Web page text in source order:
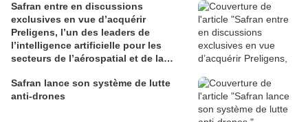
Safran entre en discussions
exclusives en vue d’acquérir
Preligens, l’un des leaders de
l’intelligence artificielle pour les
secteurs de l’aérospatial et de la
Safran lance son système de lutte
anti-drones